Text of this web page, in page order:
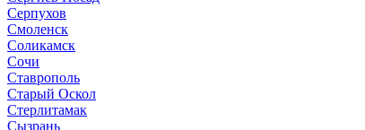
Серпухов
Смоленск
Соликамск
Сочи
Ставрополь
Старый Оскол
Стерлитамак
Сызрань